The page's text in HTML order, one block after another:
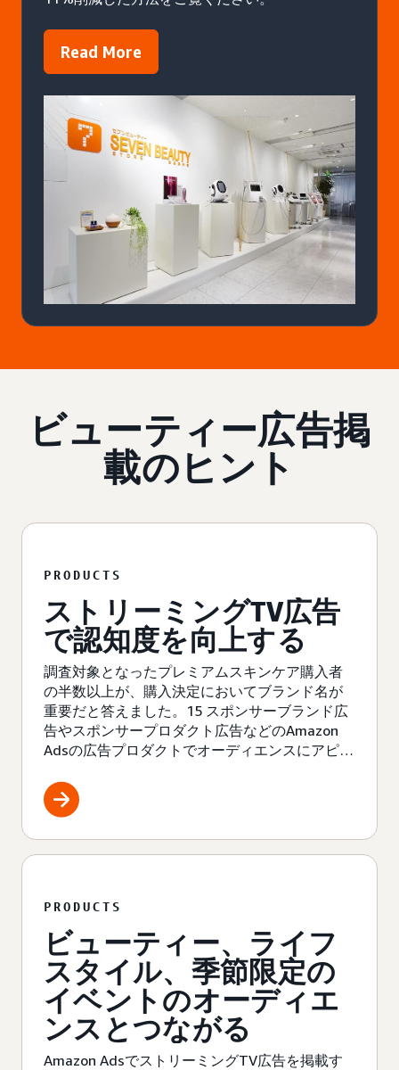
Read More
ビューティー広告掲
載のヒント
PRODUCTS
ストリーミングTV広告
で認知度を向上する
調査対象となったプレミアムスキンケア購入者
の半数以上が、購入決定においてブランド名が
重要だと答えました。15 スポンサーブランド広
告やスポンサープロダクト広告などのAmazon
Adsの広告プロダクトでオーディエンスにアピー
PRODUCTS
ビューティー、ライフ
スタイル、季節限定の
イベントのオーディエ
ンスとつながる
Amazon AdsでストリーミングTV広告を掲載す